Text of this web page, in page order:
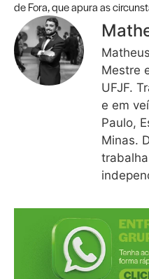
de Fora, que apura as
Mestre
UFJF.
e em
Paulo,
Minas.